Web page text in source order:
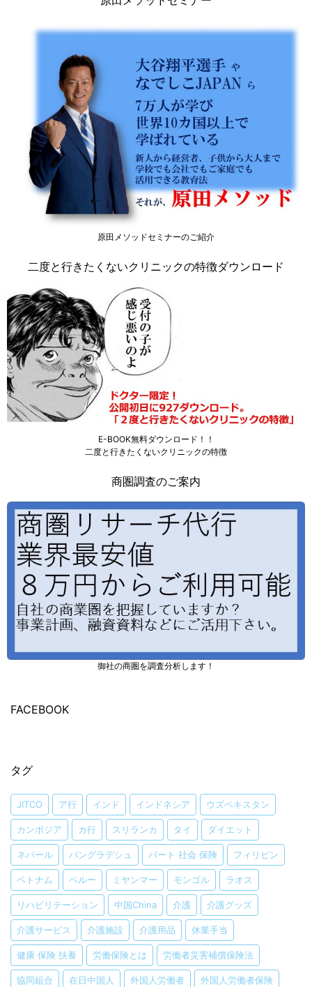
原田メソッドセミナーのご紹介
二度と行きたくないクリニックの特徴ダウンロード
E-BOOK無料ダウンロード！！
二度と行きたくないクリニックの特徴
商圏調査のご案内
御社の商圏を調査分析します！
FACEBOOK
タグ
JITCO ア行 インド インドネシア ウズベキスタン
カンボジア カ行 スリランカ タイ ダイエット
ネパール バングラデシュ パート 社会 保険 フィリピン
ベトナム ペルー ミヤンマー モンゴル ラオス
リハビリテーション 中国China 介護 介護グッズ
介護サービス 介護施設 介護用品 休業手当
健康 保険 扶養 労働保険とは 労働者災害補償保険法
協同組合 在日中国人 外国人労働者 外国人労働者保険